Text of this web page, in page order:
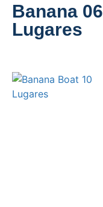
Banana 06
Lugares